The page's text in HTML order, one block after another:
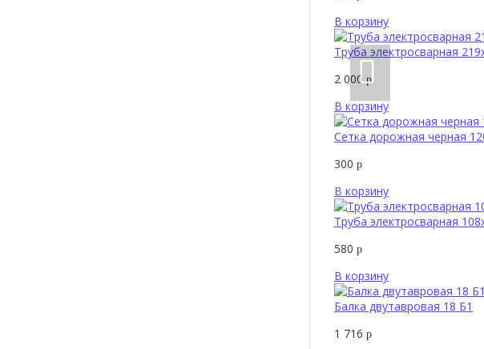
В корзину
Труба электросварная
2 000р
В корзину
Сетка дорожная черная
300 р
В корзину
Труба электросварная
580 р
В корзину
Балка двутавровая 18 Б1
1 716 р